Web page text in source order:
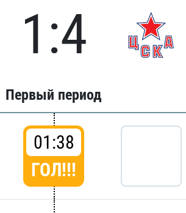
1:4
Первый период
01:38
ГОЛ!!!